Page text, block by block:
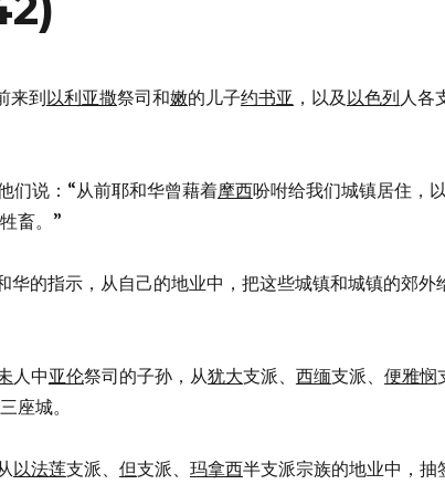
来到以利亚撒祭司和嫩的儿子约书亚 ，以及 以色列人各
们说：“从前耶和华曾藉着摩西吩咐给我们城镇居住，以
畜。”
华的指示，从自己的地业中，把这些城镇和城镇的郊外
人中亚伦祭司的子孙，从犹大支派、 西缅支派、 便雅悯
座城。
以法莲支派、 但支派、 玛拿西半支派宗族的地业中，抽